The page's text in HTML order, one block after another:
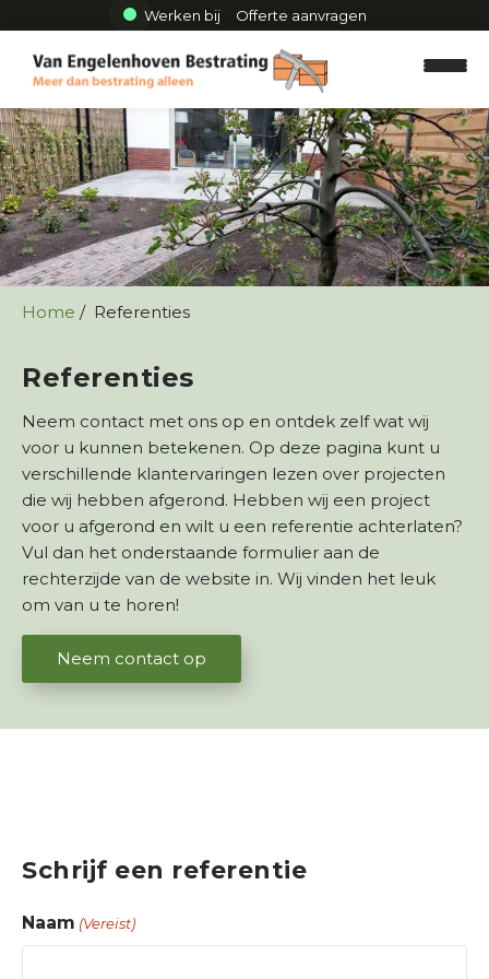
Werken bij Offerte aanvragen
Ontwerp
Home Referenties
Referenties
Neem contact met ons op en ontdek zelf wat wij
voor u kunnen betekenen. Op deze pagina kunt u
verschillende klantervaringen lezen over projecten
die wij hebben afgerond. Hebben wij een project
voor u afgerond en wilt u een referentie achterlaten?
Vul dan het onderstaande formulier aan de
rechterzijde van de website in. Wij vinden het leuk
om van u te horen!
Neem contact op
Schrijf een referentie
Naam (Vereist)